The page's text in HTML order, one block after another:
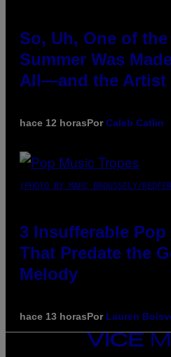
So, Uh, One of
Summer Was
All—and the Artist
hace 12 horasPorCaleb Catlin
(PHOTO BY MARC BROUSSELY/
3 Insufferable
That Predate the
Melody
hace 13 horasPor Lauren
VICE
MEDIA